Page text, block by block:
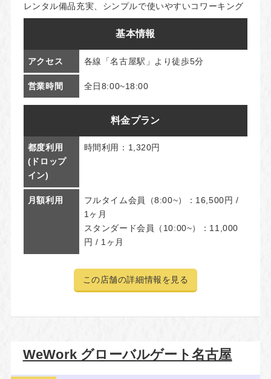
レンタル備品充実、シンプルで使いやすいコワーキング
基本情報
アクセス 各線「名古屋駅」より徒歩5分
営業時間 全日8:00~18:00
料金プラン
都度利用
(ドロップ
イン)
時間利用：1,320円
月額利用
フルタイム会員（8:00~）：16,500円 /
1ヶ月
スタンダード会員（10:00~）：11,000
円 / 1ヶ月
この店舗の詳細情報を見る
WeWork グローバルゲート名古屋